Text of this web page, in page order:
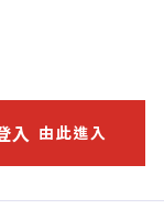
入 由此進入